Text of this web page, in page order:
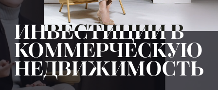
ИНВЕСТИЦИИ В
КОММЕРЧЕСКУЮ
НЕДВИЖИМОСТЬ